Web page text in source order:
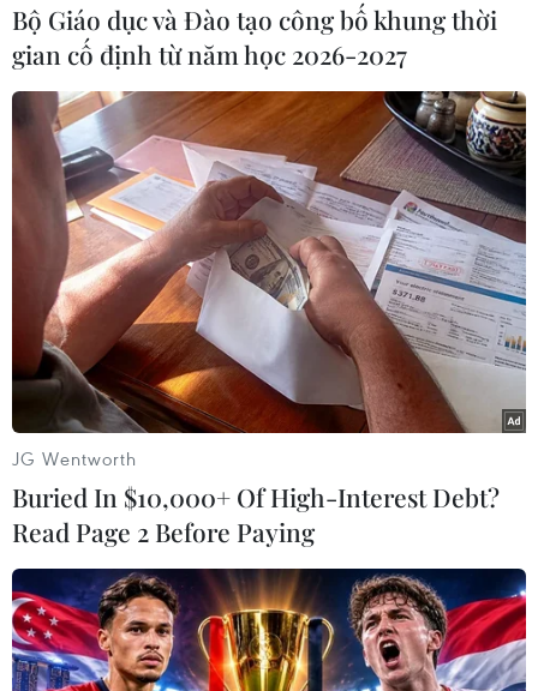
Nhật Bản-Triều Tiên nối lại đàm phán liên
chính phủ
20/03/2014 03:37
Nhật Bản và Triều Tiên đã nhất trí nối lại các cuộc đàm
phán liên chính phủ chính thức lần đầu tiên kể từ hồi
tháng 11/2010 vào thời gian "sớm nhất có thể."
Bộ Giáo dục và Đào tạo công bố khung thời
gian cố định từ năm học 2026-2027
JG Wentworth
Buried In $10,000+ Of High-Interest Debt?
Read Page 2 Before Paying